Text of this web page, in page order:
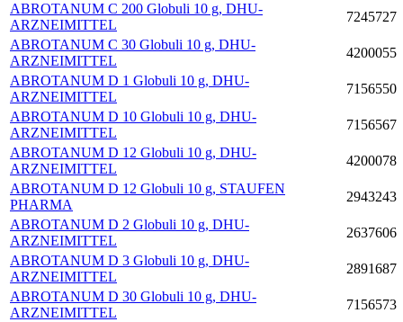
ABROTANUM C 200 Globuli 10 g, DHU-
ARZNEIMITTEL
7245727
ABROTANUM C 30 Globuli 10 g, DHU-
ARZNEIMITTEL
4200055
ABROTANUM D 1 Globuli 10 g, DHU-
ARZNEIMITTEL
7156550
ABROTANUM D 10 Globuli 10 g, DHU-
ARZNEIMITTEL
7156567
ABROTANUM D 12 Globuli 10 g, DHU-
ARZNEIMITTEL
4200078
ABROTANUM D 12 Globuli 10 g, STAUFEN
PHARMA
2943243
ABROTANUM D 2 Globuli 10 g, DHU-
ARZNEIMITTEL
2637606
ABROTANUM D 3 Globuli 10 g, DHU-
ARZNEIMITTEL
2891687
ABROTANUM D 30 Globuli 10 g, DHU-
ARZNEIMITTEL
7156573